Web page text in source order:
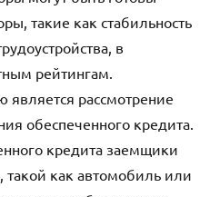
такие как стабильность
в
рейтингам.
является рассмотрение
обеспеченного кредита.
кредита заемщики
такой как автомобиль или